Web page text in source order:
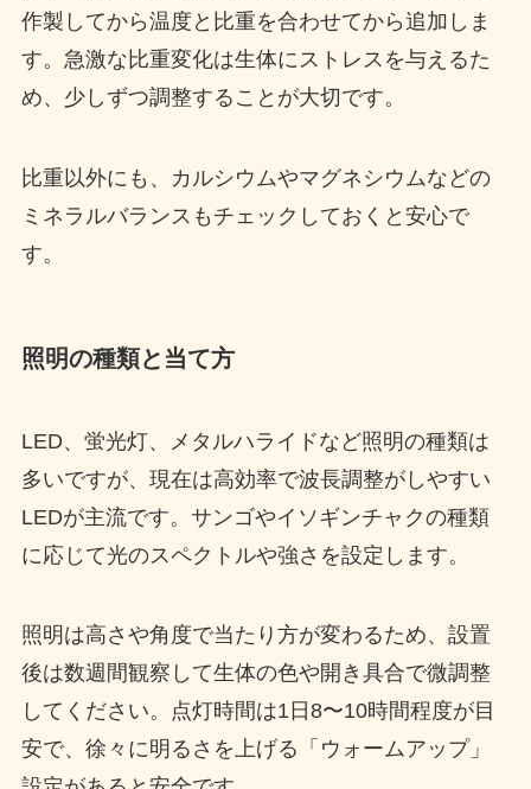
作製してから温度と比重を合わせてから追加しま
す。急激な比重変化は生体にストレスを与えるた
め、少しずつ調整することが大切です。
比重以外にも、カルシウムやマグネシウムなどの
ミネラルバランスもチェックしておくと安心で
す。
照明の種類と当て方
LED、蛍光灯、メタルハライドなど照明の種類は
多いですが、現在は高効率で波長調整がしやすい
LEDが主流です。サンゴやイソギンチャクの種類
に応じて光のスペクトルや強さを設定します。
照明は高さや角度で当たり方が変わるため、設置
後は数週間観察して生体の色や開き具合で微調整
してください。点灯時間は1日8〜10時間程度が目
安で、徐々に明るさを上げる「ウォームアップ」